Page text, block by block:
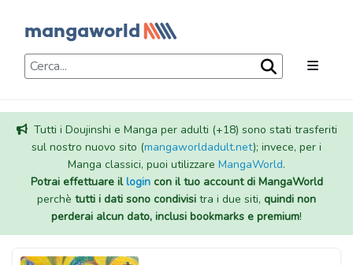
Tutti i Doujinshi e Manga per adulti (+18) sono stati trasferiti
sul nostro nuovo sito (mangaworldadult.net); invece, per i
Manga classici, puoi utilizzare MangaWorld.
Potrai effettuare illogincon il tuo account di MangaWorld
perchè tutti i dati sono condivisi tra i due siti, quindi non
perderai alcun dato, inclusi bookmarks e premium!